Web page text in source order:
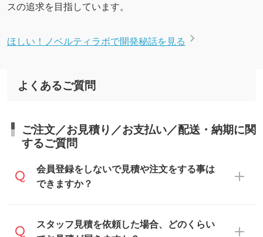
スの追求を目指しています。
ほしい！ノベルティラボで開発秘話を見る
よくあるご質問
ご注文／お見積り／お支払い／配送・納期に関
するご質問
会員登録をしないで見積や注文をする事は
できますか？
可能です。見積・注文フォームにて『ゲス
スタッフ見積を依頼した場合、どのくらい